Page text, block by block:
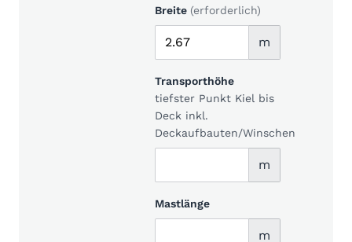
Breite (erforderlich)
m
Transporthöhe
tiefster Punkt Kiel bis
Deck inkl.
Deckaufbauten/Winschen
m
Mastlänge
m